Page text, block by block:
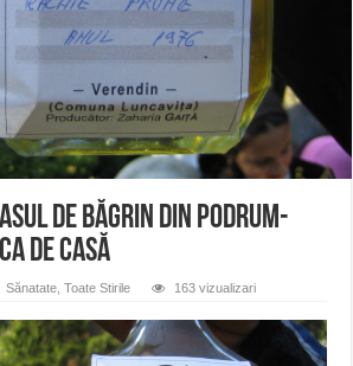
avarie
cartier Țerova – avarie – 04.08.2026
de băgrin din podrum-
de casă
Sănatate ,Toate Stirile 163 vizualizari